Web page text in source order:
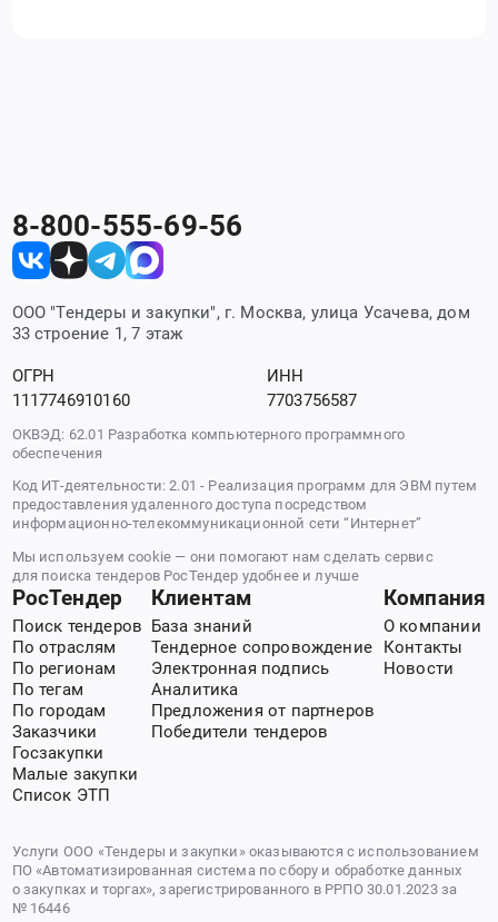
8-800-555-69-56
ООО "Тендеры и закупки", г. Москва, улица Усачева, дом
33 строение 1, 7 этаж
ОГРН
1117746910160
ИНН
7703756587
ОКВЭД: 62.01 Разработка компьютерного программного
обеспечения
Код ИТ-деятельности: 2.01 - Реализация программ для ЭВМ путем
предоставления удаленного доступа посредством
информационно-телекоммуникационной сети “Интернет”
Мы используем cookie — они помогают нам сделать сервис
для поиска тендеров РосТендер удобнее и лучше
РосТендер
Поиск тендеров
По отраслям
По регионам
По тегам
По городам
Заказчики
Госзакупки
Малые закупки
Список ЭТП
Клиентам
База знаний
Тендерное сопровождение
Электронная подпись
Аналитика
Предложения от партнеров
Победители тендеров
Компания
О компании
Контакты
Новости
Услуги ООО «Тендеры и закупки» оказываются с использованием
ПО «Автоматизированная система по сбору и обработке данных
о закупках и торгах», зарегистрированного в РРПО 30.01.2023 за
№ 16446